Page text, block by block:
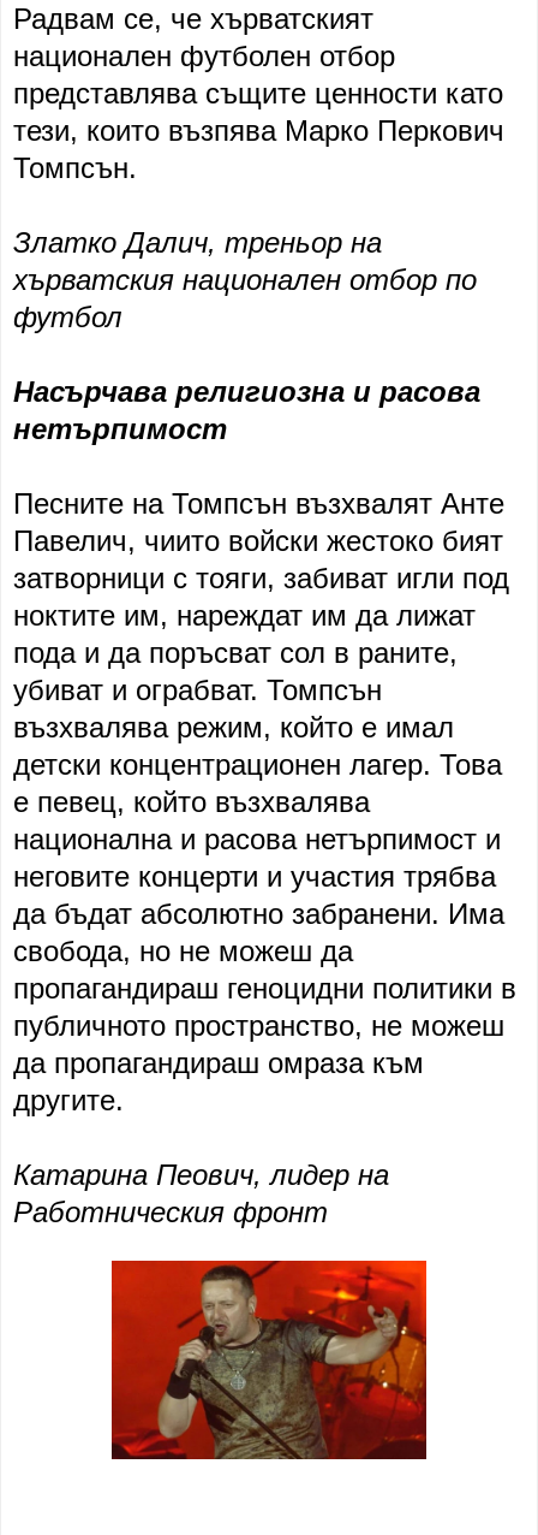
Радвам се, че хърватският
национален футболен отбор
представлява същите ценности като
тези, които възпява Марко Перкович
Томпсън.
Златко Далич, треньор на
хърватския национален отбор по
футбол
Насърчава религиозна и расова
нетърпимост
Песните на Томпсън възхвалят Анте
Павелич, чиито войски жестоко бият
затворници с тояги, забиват игли под
ноктите им, нареждат им да лижат
пода и да поръсват сол в раните,
убиват и ограбват. Томпсън
възхвалява режим, който е имал
детски концентрационен лагер. Това
е певец, който възхвалява
национална и расова нетърпимост и
неговите концерти и участия трябва
да бъдат абсолютно забранени. Има
свобода, но не можеш да
пропагандираш геноцидни политики в
публичното пространство, не можеш
да пропагандираш омраза към
другите.
Катарина Пеович, лидер на
Работническия фронт